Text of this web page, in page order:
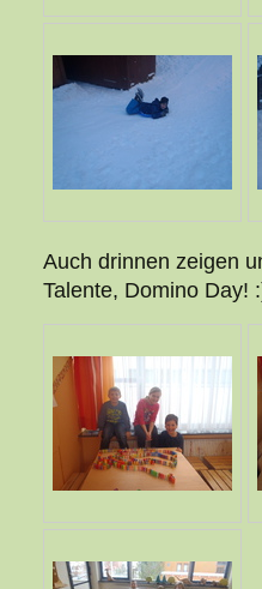
Auch drinnen zeigen
Talente, Domino Day!